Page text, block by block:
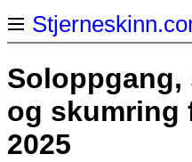
Soloppgang,
og skumring
2025